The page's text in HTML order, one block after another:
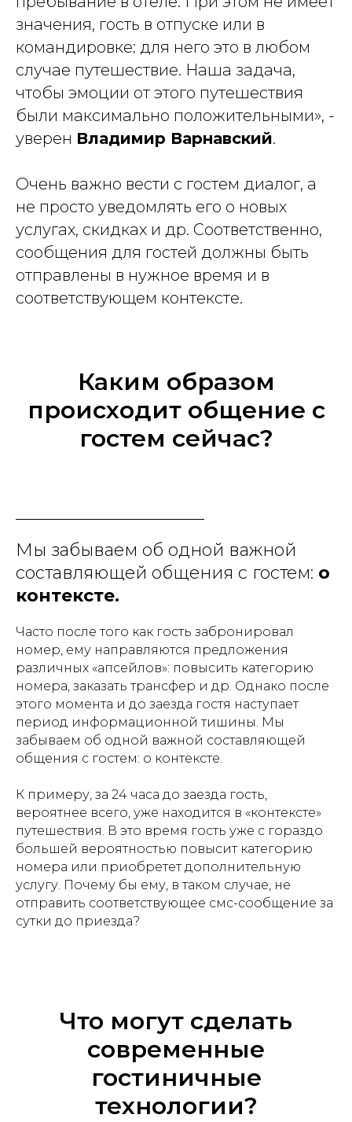
значения, гость в отпуске или в
командировке: для него это в любом
случае путешествие. Наша задача,
чтобы эмоции от этого путешествия
были максимально положительными», -
уверен Владимир Варнавский.
Очень важно вести с гостем диалог, а
не просто уведомлять его о новых
услугах, скидках и др. Соответственно,
сообщения для гостей должны быть
отправлены в нужное время и в
соответствующем контексте.
Каким образом
происходит общение с
гостем сейчас?
Мы забываем об одной важной
составляющей общения с гостем: о
контексте.
Часто после того как гость забронировал
номер, ему направляются предложения
различных «апсейлов»: повысить категорию
номера, заказать трансфер и др. Однако после
этого момента и до заезда гостя наступает
период информационной тишины. Мы
забываем об одной важной составляющей
общения с гостем: о контексте.
К примеру, за 24 часа до заезда гость,
вероятнее всего, уже находится в «контексте»
путешествия. В это время гость уже с гораздо
большей вероятностью повысит категорию
номера или приобретет дополнительную
услугу. Почему бы ему, в таком случае, не
отправить соответствующее смс-сообщение за
сутки до приезда?
Что могут сделать
современные
гостиничные
технологии?